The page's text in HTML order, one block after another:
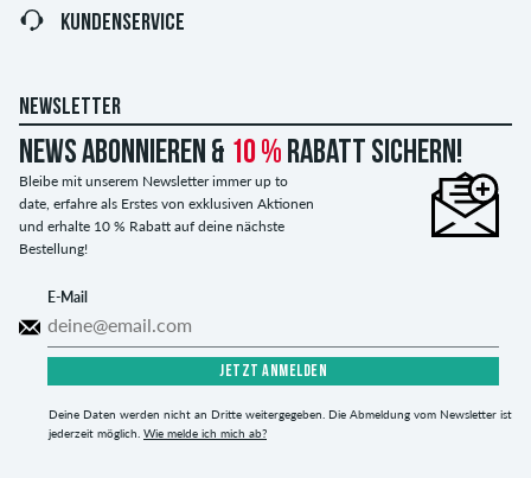
KUNDENSERVICE
NEWSLETTER
News abonnieren & 10 % Rabatt sichern!
Bleibe mit unserem Newsletter immer up to
date, erfahre als Erstes von exklusiven Aktionen
und erhalte 10 % Rabatt auf deine nächste
Bestellung!
E-Mail
JETZT ANMELDEN
Deine Daten werden nicht an Dritte weitergegeben. Die Abmeldung vom Newsletter ist
jederzeit möglich. Wie melde ich mich ab?